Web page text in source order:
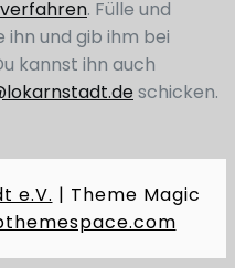
. Fülle und
und gib ihm bei
kannst ihn auch
schicken.
e.V. | Theme Magic